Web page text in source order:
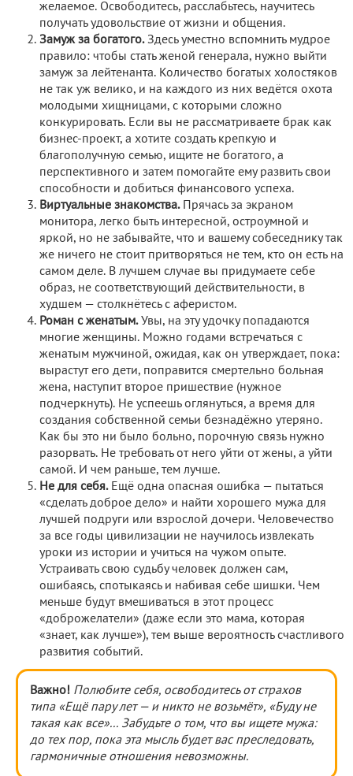
желаемое. Освободитесь, расслабьтесь, научитесь
получать удовольствие от жизни и общения.
Замуж за богатого.Здесь уместно вспомнить мудрое
правило: чтобы стать женой генерала, нужно выйти
замуж за лейтенанта. Количество богатых холостяков
не так уж велико, и на каждого из них ведётся охота
молодыми хищницами, с которыми сложно
конкурировать. Если вы не рассматриваете брак как
бизнес-проект, а хотите создать крепкую и
благополучную семью, ищите не богатого, а
перспективного и затем помогайте ему развить свои
способности и добиться финансового успеха.
Виртуальные знакомства.Прячась за экраном
монитора, легко быть интересной, остроумной и
яркой, но не забывайте, что и вашему собеседнику так
же ничего не стоит притворяться не тем, кто он есть на
самом деле. В лучшем случае вы придумаете себе
образ, не соответствующий действительности, в
худшем — столкнётесь с аферистом.
Роман с женатым. Увы, на эту удочку попадаются
многие женщины. Можно годами встречаться с
женатым мужчиной, ожидая, как он утверждает, пока:
вырастут его дети, поправится смертельно больная
жена, наступит второе пришествие (нужное
подчеркнуть). Не успеешь оглянуться, а время для
создания собственной семьи безнадёжно утеряно.
Как бы это ни было больно, порочную связь нужно
разорвать. Не требовать от него уйти от жены, а уйти
самой. И чем раньше, тем лучше.
Не для себя.Ещё одна опасная ошибка — пытаться
«сделать доброе дело» и найти хорошего мужа для
лучшей подруги или взрослой дочери. Человечество
за все годы цивилизации не научилось извлекать
уроки из истории и учиться на чужом опыте.
Устраивать свою судьбу человек должен сам,
ошибаясь, спотыкаясь и набивая себе шишки. Чем
меньше будут вмешиваться в этот процесс
«доброжелатели» (даже если это мама, которая
«знает, как лучше»), тем выше вероятность счастливого
развития событий.
Важно! Полюбите себя, освободитесь от страхов
типа «Ещё пару лет — и никто не возьмёт», «Буду не
такая как все»... Забудьте о том, что вы ищете мужа:
до тех пор, пока эта мысль будет вас преследовать,
гармоничные отношения невозможны.